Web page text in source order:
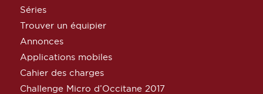
Séries
Trouver un équipier
Annonces
Applications mobiles
Cahier des charges
Challenge Micro d’Occitane 2017